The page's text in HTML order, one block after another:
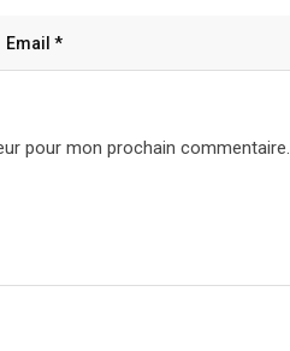
pour mon prochain commentaire.